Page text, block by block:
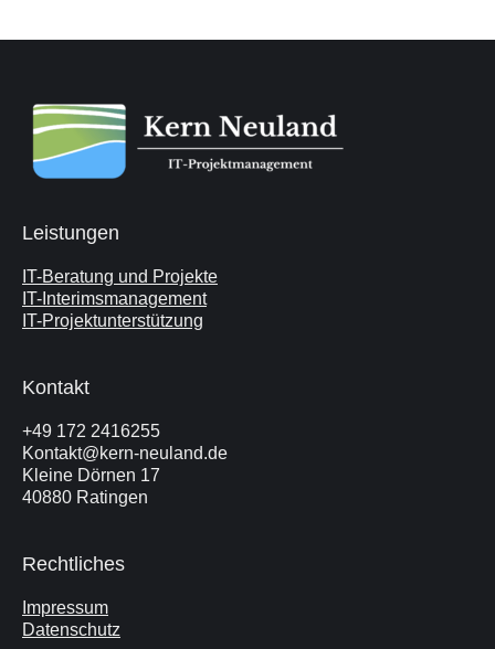
Leistungen
IT-Beratung und Projekte
IT-Interimsmanagement
IT-Projektunterstützung
Kontakt
+49 172 2416255
Kontakt@kern-neuland.de
Kleine Dörnen 17
40880 Ratingen
Rechtliches
Impressum
Datenschutz